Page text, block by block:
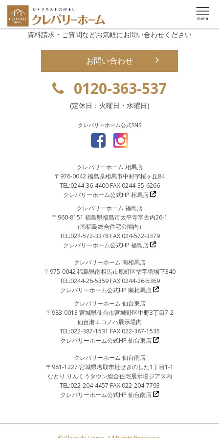
資料請求・ご質問などお気軽にお問い合わせください
お問い合わせ
0120-363-537
(定休日：火曜日・水曜日)
クレバリーホーム公式SNS
クレバリーホーム 相馬店
〒976-0042 福島県相馬市中村字桜ヶ丘84
TEL:0244-36-4400 FAX:0244-35-6266
クレバリーホーム公式HP 相馬店
クレバリーホーム 福島店
〒960-8151 福島県福島市太平寺字古内26-1
（南福島総合住宅公園内）
TEL:024-572-3378 FAX:024-572-3379
クレバリーホーム公式HP 福島店
クレバリーホーム 南相馬店
〒975-0042 福島県南相馬市原町区雫字塔場下340
TEL:0244-26-5359 FAX:0244-26-5369
クレバリーホーム公式HP 南相馬店
クレバリーホーム 仙台東店
〒983-0013 宮城県仙台市宮城野区中野3丁目7-2
仙台港エコノハ展示場内
TEL:022-387-1531 FAX:022-387-1535
クレバリーホーム公式HP 仙台東店
クレバリーホーム 仙台南店
〒981-1227 宮城県名取市杜せきのした1丁目1-1
なとり りんくうタウン総合住宅展示場ジアス内
TEL:022-204-4457 FAX:022-204-7793
クレバリーホーム公式HP 仙台南店